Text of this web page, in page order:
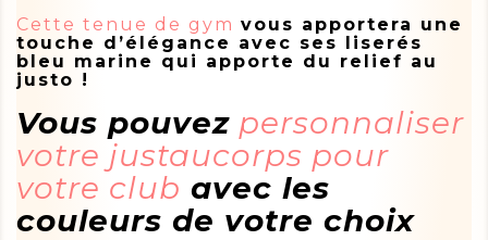
Cette tenue de gym vous apportera une
touche d’élégance avec ses liserés
bleu marine qui apporte du relief au
justo !
Vous pouvez personnaliser
votre justaucorps pour
votre club avec les
couleurs de votre choix